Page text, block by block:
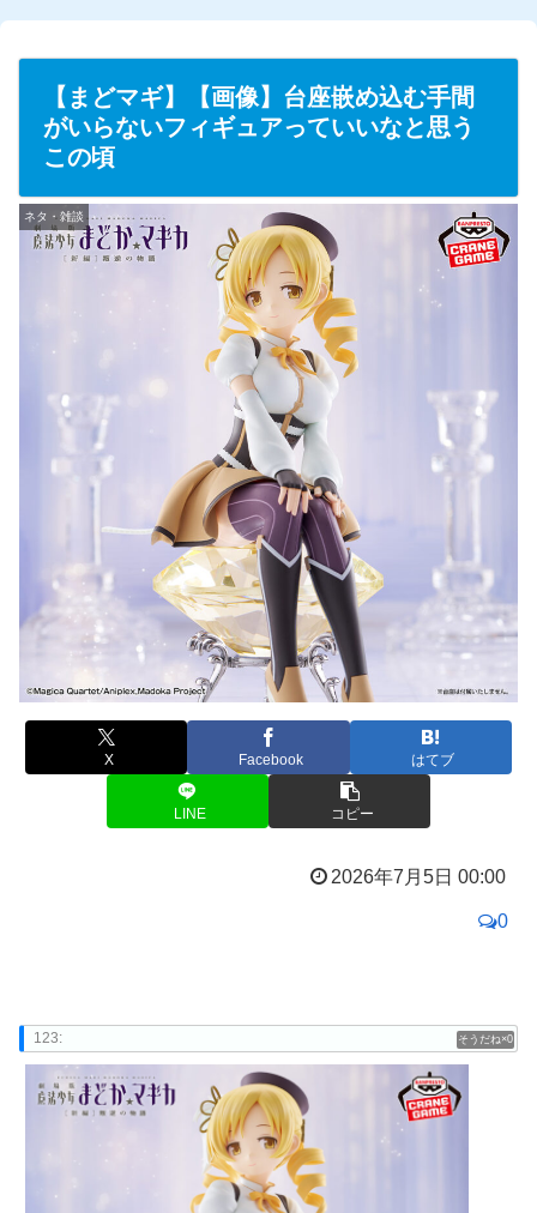
u
t
e
【まどマギ】【画像】台座嵌め込む手間
がいらないフィギュアっていいなと思う
この頃
ネタ・雑談
X Facebook はてブ
LINE コピー
2026年7月5日 00:00
0
0
123: